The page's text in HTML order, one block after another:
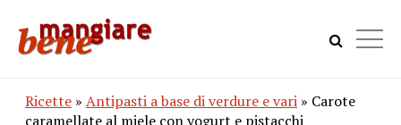
Ricette » Antipasti a base di verdure e vari » Carote
caramellate al miele con yogurt e pistacchi